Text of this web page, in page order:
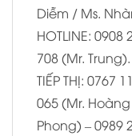
Diễm / Ms.
HOTLINE: 0908
708 (Mr. Trung).
TIẾP THỊ: 0767
065 (Mr. Hoàng
Phong) – 0989